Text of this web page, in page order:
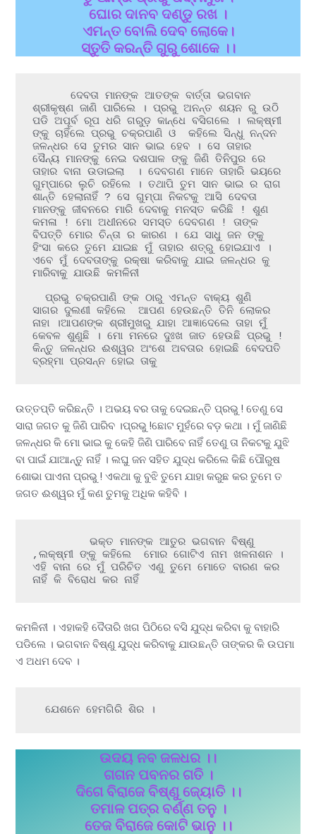
ଘୋର ଦାନବ ଦଣ୍ଡୁ ରଖ ।
ଏମନ୍ତ ବୋଲି ଦେବ ଲୋକେ।
ସ୍ତୁତି କରନ୍ତି ଗୁରୁ ଶୋକେ ।।
ଶ୍ରୀକୃଷ୍ଣ ଜାଣି ପାରିଲେ । ପ୍ରଭୁ ଅନନ୍ତ ଶୟନ ରୁ ଉଠି
ପଡି ଅପୂର୍ବ ରୂପ ଧରି ଗରୁଡ଼ କାନ୍ଧେ ବସିଗଲେ । ଲକ୍ଷ୍ମୀ
ଙ୍କୁ ଚାହିଁଲେ ପ୍ରଭୁ ଚକ୍ରପାଣି ଓ  କହିଲେ ସିନ୍ଧୁ ନନ୍ଦନ
ଜଳନ୍ଧର ସେ ତୁମର ସାନ ଭାଇ ହେବ । ସେ ତାହାର
ସୈନ୍ୟ ମାନଙ୍କୁ ନେଇ ଦଶପାଳ ଙ୍କୁ ଜିଣି ତିନିପୁର ରେ
ତାହାର ବାନା ଉଡାଇଲା  । ଦେବଗଣ ମାନେ ତାହାରି ଭୟରେ
ଗୁମ୍ପାରେ ଲୁଚି ରହିଲେ । ତଥାପି ତୁମ ସାନ ଭାଇ ର ରାଗ
ଶାନ୍ତି ହେଲାନାହିଁ ? ସେ ଗୁମ୍ପା ନିକଟକୁ ଆସି ଦେବତା
ମାନଙ୍କୁ ଜୀବନରେ ମାରି ଦେବାକୁ ମନସ୍ତ କରିଛି ! ଶୁଣ
କମଳା ! ମୋ ଅଧୀନରେ ସମସ୍ତ ଦେବଗଣ ! ତାଙ୍କ
ବିପତ୍ତି ମୋର ଚିନ୍ତା ର କାରଣ । ଯେ ସାଧୁ ଜନ ଙ୍କୁ
ହିଂସା କରେ ତୁମେ ଯାଇଛ ମୁଁ ତାହାର ଶତ୍ରୁ ହୋଇଯାଏ ।
ଏବେ ମୁଁ ଦେବତାଙ୍କୁ ରକ୍ଷା କରିବାକୁ ଯାଇ ଜଳନ୍ଧର କୁ
ମାରିବାକୁ ଯାଉଛି କମଳିନୀ
ସାଗର ଦୁଲଣୀ କହିଲେ  ଆପଣ ହେଉଛନ୍ତି ତିନି ଲୋକର
ନାହା ।ଆପଣଙ୍କ ଶ୍ରୀମୁଖରୁ ଯାହା ଆଜ୍ଞାଦେଲେ ତାହା ମୁଁ
କେବଳ ଶୁଣୁଛି । ମୋ ମନରେ ଦୁଃଖ ଜାତ ହେଉଛି ପ୍ରଭୁ !
କିନ୍ତୁ ଜଳନ୍ଧର ଈଶ୍ୱର ଅଂଶେ ଅବତାର ହୋଇଛି ବେଦପତି
ବ୍ରହ୍ମା ପ୍ରସନ୍ନ ହୋଇ ତାକୁ
ଉତ୍ତପ୍ତି କରିଛନ୍ତି । ଅଭୟ ବର ତାକୁ ଦେଇଛନ୍ତି ପ୍ରଭୁ ! ତେଣୁ ସେ
ସାରା ଜଗତ କୁ ଜିଣି ପାରିବ ।ପ୍ରଭୁ !ଛୋଟ ମୁହଁରେ ବଡ଼ କଥା । ମୁଁ ଜାଣିଛି
ଜଳନ୍ଧର କି ମୋ ଭାଇ କୁ କେହି ଜିଣି ପାରିବେ ନାହିଁ ତେଣୁ ତା ନିକଟକୁ ଯୁଝି
ବା ପାଇଁ ଯାଆନ୍ତୁ ନାହିଁ । ଲଘୁ ଜନ ସହିତ ଯୁଦ୍ଧ କରିଲେ କିଛି ପୌରୁଷ
ଶୋଭା ପାଏନା ପ୍ରଭୁ ! ଏକଥା କୁ ବୁଝି ତୁମେ ଯାହା କରୁଛ କର ତୁମେ ତ
ଜଗତ ଈଶ୍ୱର ମୁଁ କଣ ତୁମକୁ ଅଧିକ କହିବି ।
,ଲକ୍ଷ୍ମୀ ଙ୍କୁ କହିଲେ  ମୋର ଗୋଟିଏ ନାମ ଖଳନାଶନ ।
ଏହି ବାନା ରେ ମୁଁ ପରିଚିତ ଏଣୁ ତୁମେ ମୋତେ ବାରଣ କର
ନାହିଁ କି ବିରୋଧ କର ନାହିଁ
କମଳିନୀ । ଏହାକହି ଦୈତାରି ଖଗ ପିଠିରେ ବସି ଯୁଦ୍ଧ କରିବା କୁ ବାହାରି
ପଡିଲେ । ଭଗବାନ ବିଷ୍ଣୁ ଯୁଦ୍ଧ କରିବାକୁ ଯାଉଛନ୍ତି ତାଙ୍କର କି ଉପମା
ଏ ଅଧମ ଦେବ ।
  ଯେଶନେ ହେମଗିରି ଶିର ।
ଉଦୟ ନବ ଜଳଧର ।।
ଗଗନ ପବନର ଗତି ।
ଦିଗେ ବିରାଜେ ବିଷ୍ଣୁ ଜ୍ୟୋତି ।।
ତମାଳ ପତ୍ର ବର୍ଣ୍ଣ ତନୁ ।
ତେଜ ବିରାଜେ କୋଟି ଭାନୁ ।।